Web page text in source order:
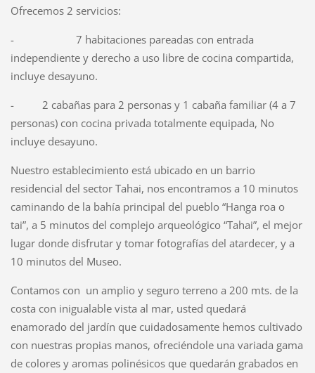
Ofrecemos 2 servicios:
- 7 habitaciones pareadas con entrada
independiente y derecho a uso libre de cocina compartida,
incluye desayuno.
- 2 cabañas para 2 personas y 1 cabaña familiar (4 a 7
personas) con cocina privada totalmente equipada, No
incluye desayuno.
Nuestro establecimiento está ubicado en un barrio
residencial del sector Tahai, nos encontramos a 10 minutos
caminando de la bahía principal del pueblo “Hanga roa o
tai”, a 5 minutos del complejo arqueológico “Tahai”, el mejor
lugar donde disfrutar y tomar fotografías del atardecer, y a
10 minutos del Museo.
Contamos con un amplio y seguro terreno a 200 mts. de la
costa con inigualable vista al mar, usted quedará
enamorado del jardín que cuidadosamente hemos cultivado
con nuestras propias manos, ofreciéndole una variada gama
de colores y aromas polinésicos que quedarán grabados en